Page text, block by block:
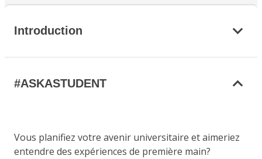
Introduction
#ASKASTUDENT
Vous planifiez votre avenir universitaire et aimeriez
entendre des expériences de première main?